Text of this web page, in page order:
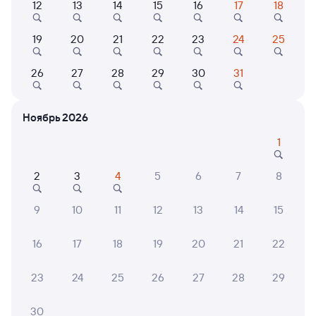
Выберите дату
Найдём билет на поезд за вас
Даже если сейчас нет мест
Искать билеты
Отзывы пассажиров Туту о поездах
по этому направлению
Мы отображаем актуальные отзывы и не удаляем
31 июля 2026 • Поезд 350А
таком находиться.
12 13 14 15 16 17 18
19 20 21 22 23 24 25
26 27 28 29 30 31
Ноябрь 2026
1
2 3 4 5 6 7 8
9 10 11 12 13 14 15
16 17 18 19 20 21 22
23 24 25 26 27 28 29
30